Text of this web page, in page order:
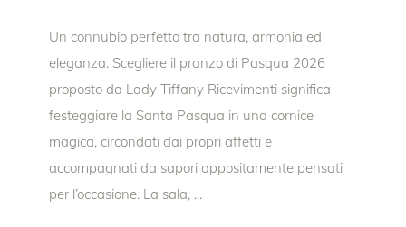
Un connubio perfetto tra natura, armonia ed
eleganza. Scegliere il pranzo di Pasqua 2026
proposto da Lady Tiffany Ricevimenti significa
festeggiare la Santa Pasqua in una cornice
magica, circondati dai propri affetti e
accompagnati da sapori appositamente pensati
per l’occasione. La sala,